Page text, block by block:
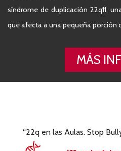
síndrome de duplicación 22q11,
que afecta a una pequeña porción
MÁS
“22q en las Aulas. Stop